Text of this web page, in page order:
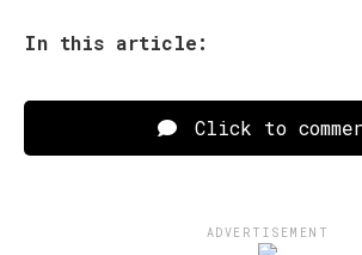
In this article:
Click to
ADVERTISEMENT